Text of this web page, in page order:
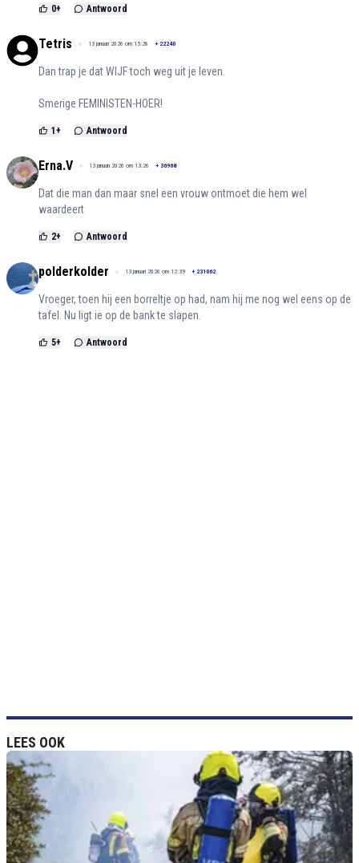
0+ Antwoord
Tetris 13 januari 2026 om 15:28 + 22240
Dan trap je dat WIJF toch weg uit je leven.
Smerige FEMINISTEN-HOER!
1 + Antwoord
Erna.V 13 januari 2026 om 13:26 + 36968
Dat die man dan maar snel een vrouw ontmoet die hem wel
waardeert
2+ Antwoord
polderkolder 13 januari 2026 om 12:39 + 231062
Vroeger, toen hij een borreltje op had, nam hij me nog wel eens op de
tafel. Nu ligt ie op de bank te slapen.
5+ Antwoord
LEES OOK